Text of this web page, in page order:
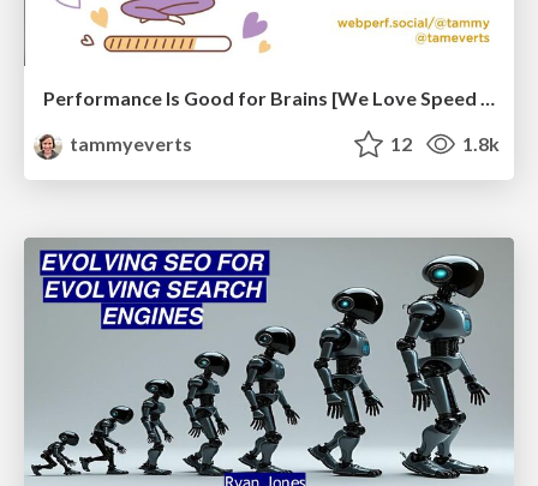
Performance Is Good for Brains [We Love Speed 2024]
tammyeverts
12 1.8k